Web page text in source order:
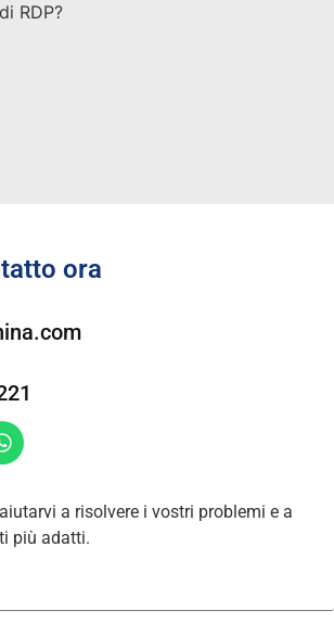
RDP?
ora
a risolvere i vostri problemi e a
più adatti.